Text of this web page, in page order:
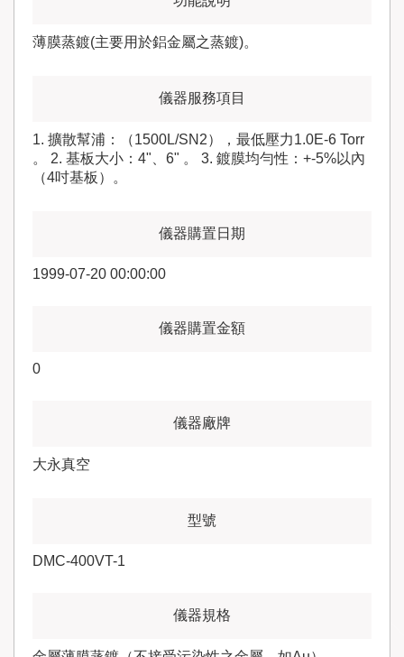
薄膜蒸鍍(主要用於鋁金屬之蒸鍍)。
1. 擴散幫浦：（1500L/SN2），最低壓力1.0E-6 Torr
。 2. 基板大小：4"、6" 。 3. 鍍膜均勻性：+-5%以內
（4吋基板）。
1999-07-20 00:00:00
0
大永真空
DMC-400VT-1